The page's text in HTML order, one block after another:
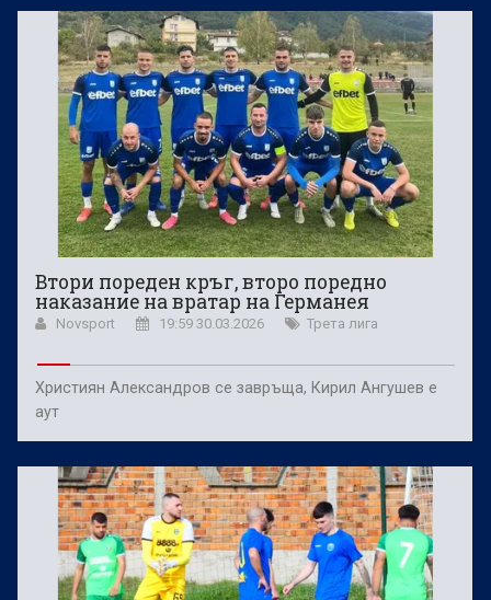
Втори пореден кръг, второ поредно
наказание на вратар на Германея
Novsport 19:59 30.03.2026 Трета лига
Християн Александров се завръща, Кирил Ангушев е
аут